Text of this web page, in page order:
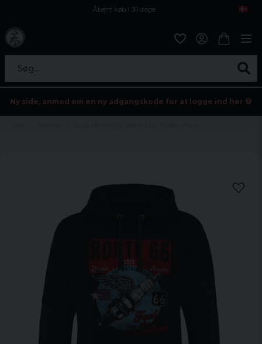
Åbent køb i 30 dage
Søg...
Ny side, anmod om en ny adgangskode for at logge ind her 💀